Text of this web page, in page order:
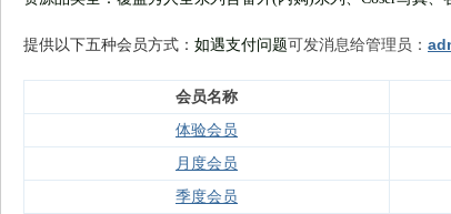
提供以下五种会员方式： 如遇支付问题可发消息给管理员：
会员名称
体验会员
月度会员
季度会员